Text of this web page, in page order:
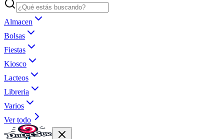
Almacen
Bolsas
Fiestas
Kiosco
Lacteos
Libreria
Varios
Ver todo